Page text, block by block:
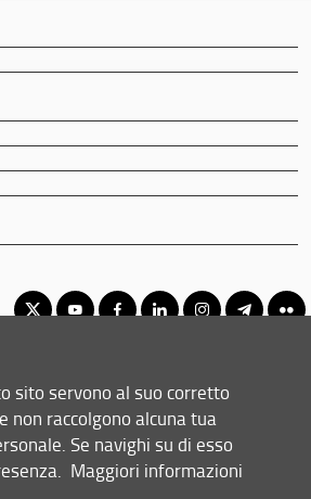
Università degli Studi di Firenze UNIFI
P.IVA/Cod.Fis 01279680480
Largo Brambilla, 3 - 50134 Firenze (FI)
sito servono al suo corretto
non raccolgono alcuna tua
Se navighi su di esso
Maggiori informazioni